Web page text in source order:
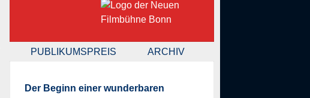
PUBLIKUMSPREIS ARCHIV
Der Beginn einer wunderbaren